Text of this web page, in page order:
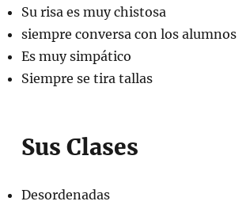
Su risa es muy chistosa
siempre conversa con los alumnos
Es muy simpático
Siempre se tira tallas
Sus Clases
Desordenadas